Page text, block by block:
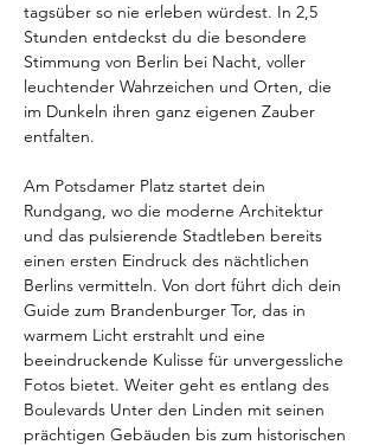
tagsüber so nie erleben würdest. In 2,5
Stunden entdeckst du die besondere
Stimmung von Berlin bei Nacht, voller
leuchtender Wahrzeichen und Orten, die
im Dunkeln ihren ganz eigenen Zauber
entfalten.
Am Potsdamer Platz startet dein
Rundgang, wo die moderne Architektur
und das pulsierende Stadtleben bereits
einen ersten Eindruck des nächtlichen
Berlins vermitteln. Von dort führt dich dein
Guide zum Brandenburger Tor, das in
warmem Licht erstrahlt und eine
beeindruckende Kulisse für unvergessliche
Fotos bietet. Weiter geht es entlang des
Boulevards Unter den Linden mit seinen
prächtigen Gebäuden bis zum historischen